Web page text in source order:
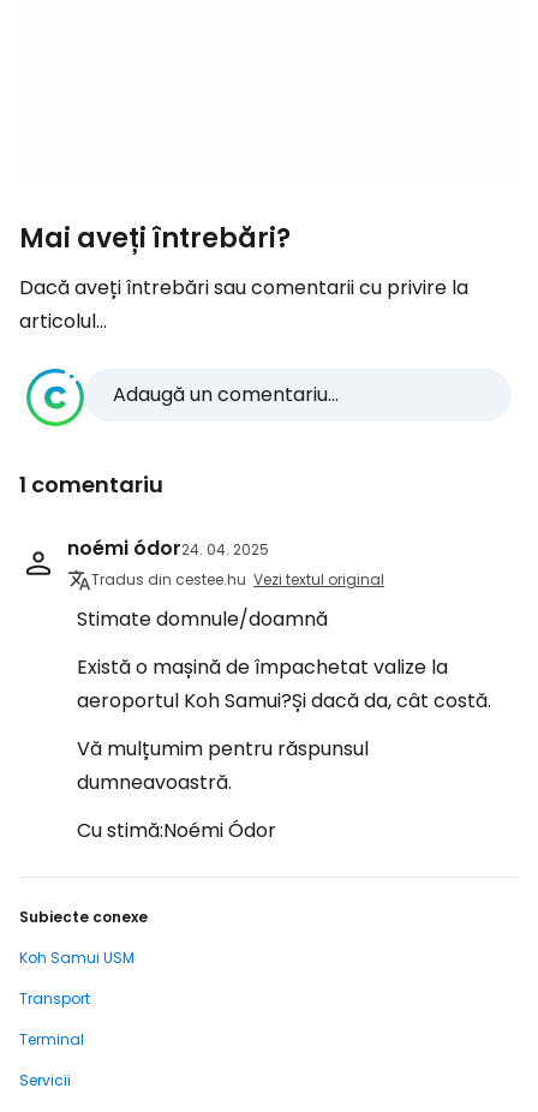
Mai aveți întrebări?
Dacă aveți întrebări sau comentarii cu privire la
articolul...
Adaugă un comentariu...
1 comentariu
noémi ódor24. 04. 2025
Tradus din cestee.hu Vezi textul original
Stimate domnule/doamnă
Există o mașină de împachetat valize la
aeroportul Koh Samui?Și dacă da, cât costă.
Vă mulțumim pentru răspunsul
dumneavoastră.
Cu stimă:Noémi Ódor
Subiecte conexe
Koh Samui USM
Transport
Terminal
Servicii